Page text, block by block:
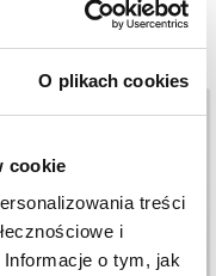
O plikach cookies
cookie
treści
i
o tym, jak